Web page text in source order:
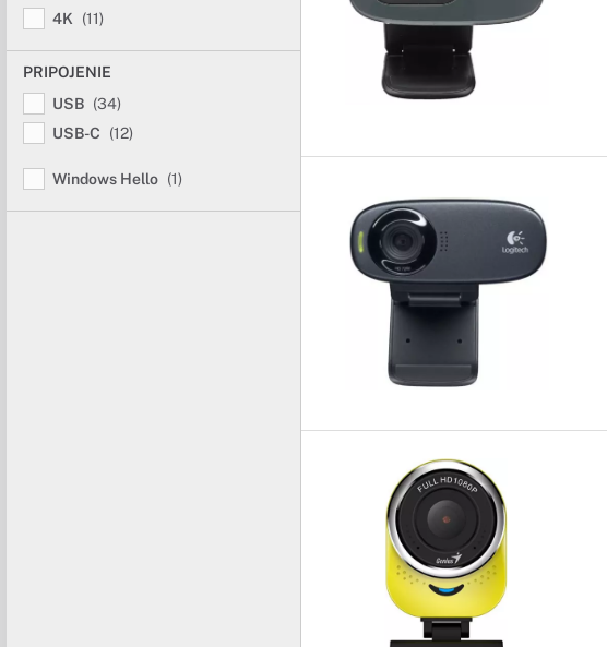
4K
(11)
PRIPOJENIE
USB (34)
USB-C
(12)
Windows Hello (1)